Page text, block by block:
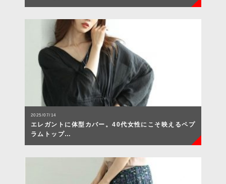
2025/07/14
エレガントに体型カバー。40代女性にこそ映えるペプ
ラムトップ…